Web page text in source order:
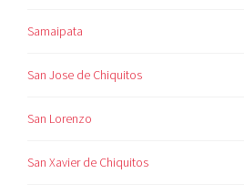
Samaipata
San Jose de Chiquitos
San Lorenzo
San Xavier de Chiquitos